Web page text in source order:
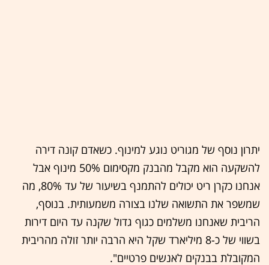
יתרון נוסף של מגוריט נוגע למינוף. כשאדם קונה דירה
להשקעה הוא מקבל מהבנק מקסימום 50% מינוף אבל
אנחנו כקרן ריט יכולים להתמנף בשיעור של עד 80%, מה
שמשפר את התשואה שלנו בצורה משמעותית. בנוסף,
הריבית שאנחנו משלמים כגוף גדול שקנה עד היום דירות
בשווי של כ-8 מיליארד שקל היא הרבה יותר זולה מהריבית
המקובלת בבנקים לאנשים פרטיים".